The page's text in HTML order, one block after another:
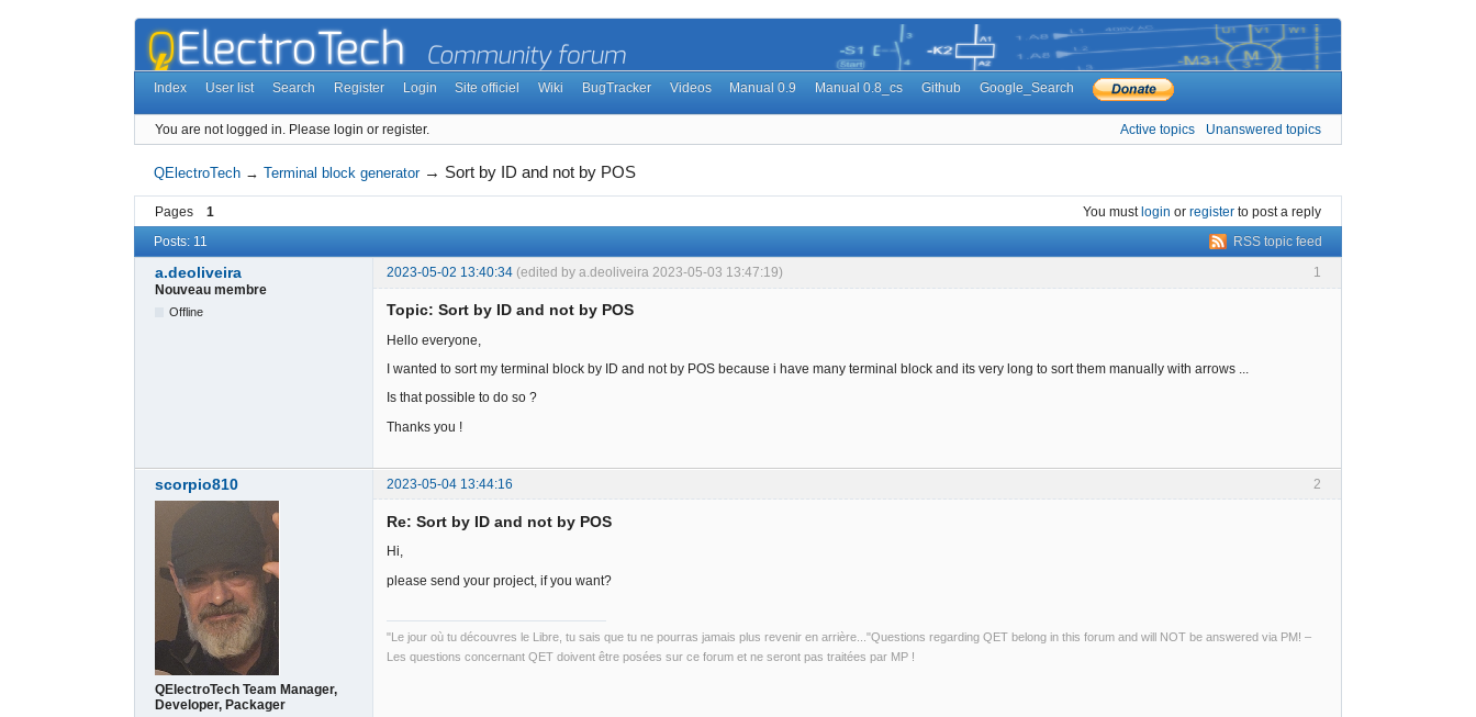
Index User list Search Register Login Site officiel Wiki BugTracker Videos Manual 0.9 Manual 0.8_cs Github Google_Search
You are not logged in. Please login or register. Active topics Unanswered topics
QElectroTech →Terminal block generator → Sort by ID and not by POS
Pages 1 You mustlogin or register to post a reply
RSS topic feed
Posts: 11
1
a.deoliveira 2023-05-02 13:40:34 (edited by a.deoliveira 2023-05-03 13:47:19)
Nouveau membre
Offline Topic: Sort by ID and not by POS
Hello everyone,
I wanted to sort my terminal block by ID and not by POS because i have many terminal block and its very long to sort them manually with arrows ...
Is that possible to do so ?
Thanks you !
2
scorpio810 2023-05-04 13:44:16
QElectroTech Team Manager,
Developer, Packager
Re: Sort by ID and not by POS
Hi,
please send your project, if you want?
"Le jour où tu découvres le Libre, tu sais que tu ne pourras jamais plus revenir en arrière..."Questions regarding QET belong in this forum and will NOT be answered via PM! –
Les questions concernant QET doivent être posées sur ce forum et ne seront pas traitées par MP !